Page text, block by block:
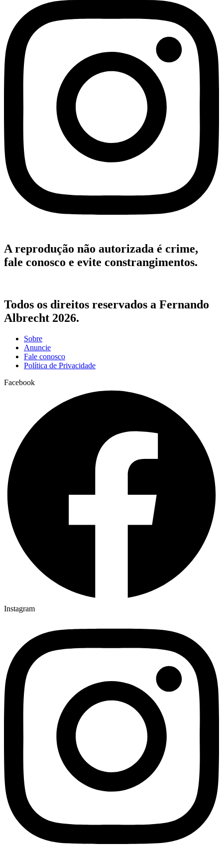
A reprodução não autorizada é crime,
fale conosco e evite constrangimentos.
Todos os direitos reservados a Fernando
Albrecht 2026.
Sobre
Anuncie
Fale conosco
Política de Privacidade
Facebook
Instagram